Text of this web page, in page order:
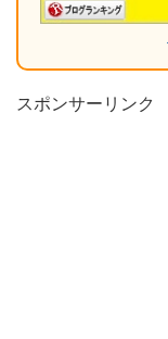
スポンサーリンク